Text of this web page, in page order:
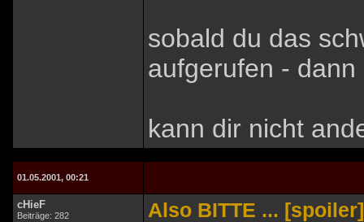
sobald du das
aufgerufen - dann
kann dir nicht
01.05.2001, 00:21
cHieF
Beiträge: 282 Also BITTE ... [spoiler]